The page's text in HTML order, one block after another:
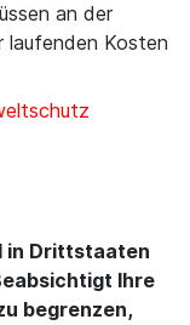
an der
laufenden Kosten
in Drittstaaten
Ihre
begrenzen,